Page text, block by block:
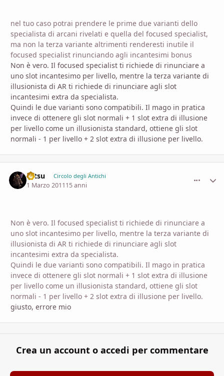
nel tuo caso potrai prendere le prime due varianti dello
specialista di arcani rivelati e quella del focused specialist,
ma non la terza variante altrimenti renderesti inutile il
focused specialist rinunciando agli incantesimi bonus
Non è vero. Il focused specialist ti richiede di rinunciare a
uno slot incantesimo per livello, mentre la terza variante di
illusionista di AR ti richiede di rinunciare agli slot
incantesimi extra da specialista.
Quindi le due varianti sono compatibili. Il mago in pratica
invece di ottenere gli slot normali + 1 slot extra di illusione
per livello come un illusionista standard, ottiene gli slot
normali - 1 per livello + 2 slot extra di illusione per livello.
zetsu Circolo degli Antichi
1 Marzo 201115 anni
Non è vero. Il focused specialist ti richiede di rinunciare a
uno slot incantesimo per livello, mentre la terza variante di
illusionista di AR ti richiede di rinunciare agli slot
incantesimi extra da specialista.
Quindi le due varianti sono compatibili. Il mago in pratica
invece di ottenere gli slot normali + 1 slot extra di illusione
per livello come un illusionista standard, ottiene gli slot
normali - 1 per livello + 2 slot extra di illusione per livello.
giusto, errore mio
Crea un account o accedi per commentare